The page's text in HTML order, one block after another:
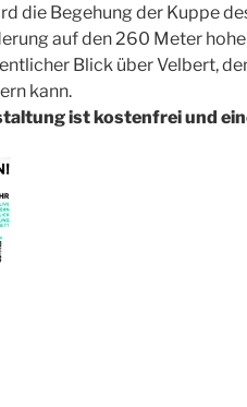
die Begehung der Kuppe
auf den 260 Meter
Blick über Velbert,
kann.
ist kostenfrei und